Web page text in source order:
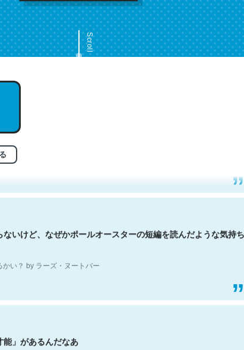
Scroll
レバーなんだろうなと凄く思う。英語少しでも読める人は原文
れ好き。Let’s Fucking Go. Then Covid hit. Shit.
い？ by ラーズ・ヌートバー
ないけど、なぜかポールオースターの短編を読んだような気持ち
い？ by ラーズ・ヌートバー
」があるんだなあ
い？ by ラーズ・ヌートバー